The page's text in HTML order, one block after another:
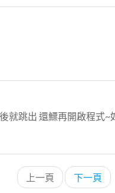
上一頁 下一頁